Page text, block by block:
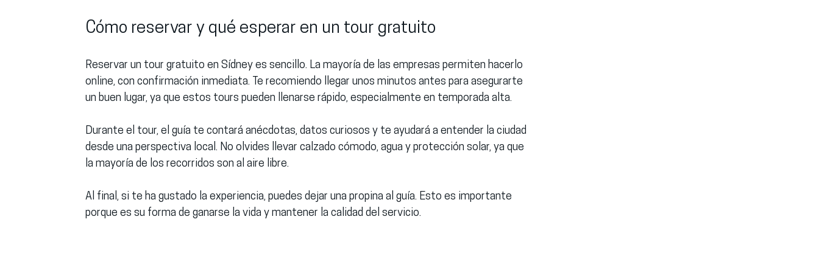
Cómo reservar y qué esperar en un tour gratuito
Reservar un tour gratuito en Sídney es sencillo. La mayoría de las empresas permiten hacerlo
online, con confirmación inmediata. Te recomiendo llegar unos minutos antes para asegurarte
un buen lugar, ya que estos tours pueden llenarse rápido, especialmente en temporada alta.
Durante el tour, el guía te contará anécdotas, datos curiosos y te ayudará a entender la ciudad
desde una perspectiva local. No olvides llevar calzado cómodo, agua y protección solar, ya que
la mayoría de los recorridos son al aire libre.
Al final, si te ha gustado la experiencia, puedes dejar una propina al guía. Esto es importante
porque es su forma de ganarse la vida y mantener la calidad del servicio.